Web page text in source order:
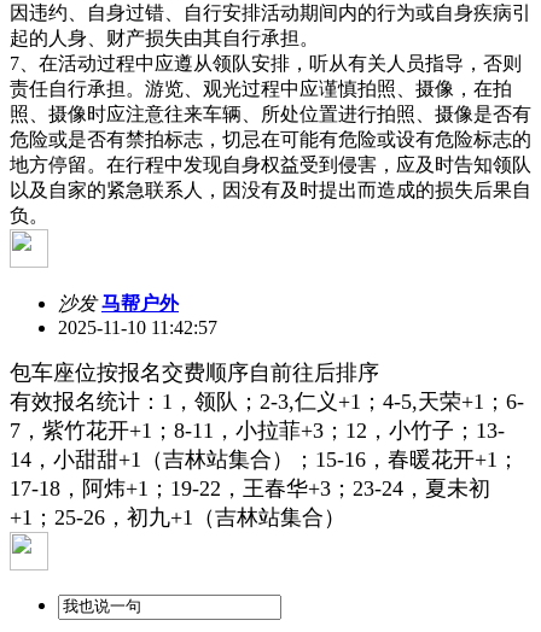
因违约、自身过错、自行安排活动期间内的行为或自身疾病引
起的人身、财产损失由其自行承担。
7、在活动过程中应遵从领队安排，听从有关人员指导，否则
责任自行承担。游览、观光过程中应谨慎拍照、摄像，在拍
照、摄像时应注意往来车辆、所处位置进行拍照、摄像是否有
危险或是否有禁拍标志，切忌在可能有危险或设有危险标志的
地方停留。在行程中发现自身权益受到侵害，应及时告知领队
以及自家的紧急联系人，因没有及时提出而造成的损失后果自
负。
沙发 马帮户外
2025-11-10 11:42:57
包车座位按报名交费顺序自前往后排序
有效报名统计：1，领队；2-3,仁义+1；4-5,天荣+1；6-
7， 紫竹花开+1；8-11， 小拉菲+3；12， 小竹子；13-
14， 小甜甜+1（吉林站集合）；15-16，春暖花开+1 ；
17-18 ，阿炜+1；19-22，王春华+3；23-24，夏未初
+1；25-26，初九+1（吉林站集合）